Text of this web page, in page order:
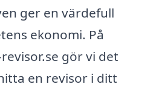
ger en värdefull
ekonomi. På
gör vi det
en revisor i ditt